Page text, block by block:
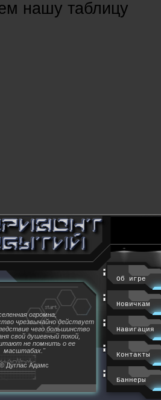
нашу таблицу
огромна,
чрезвычайно действует
чего большинство
свой душевный покой,
не помнить о ее
масштабах."
© Дуглас Адамс
Об игре
Новичкам
Навигация
Контакты
Баннеры